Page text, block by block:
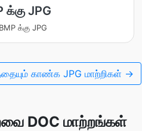
க்கு JPG
க்கு JPG
காண்க JPG மாற்றிகள் →
DOC மாற்றங்கள்